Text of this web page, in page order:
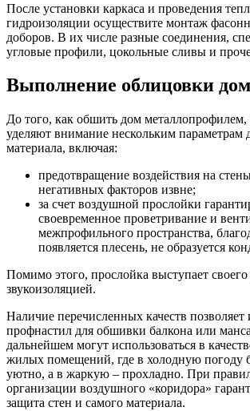
После установки каркаса и проведения
гидроизоляции осуществите монтаж
доборов. В их числе разные соединения,
угловые профили, цокольные сливы и
Выполнение облицовки
До того, как обшить дом металлопрофилем,
уделяют внимание нескольким параметрам
материала, включая:
предотвращение воздействия на
негативных факторов извне;
за счет воздушной прослойки
своевременное проветривание и
межпрофильного пространства,
появляется плесень, не образуется
Помимо этого, прослойка выступает своего
звукоизоляцией.
Наличие перечисленных качеств позволяет
профнастил для обшивки балкона или
дальнейшем могут использоваться в
жилых помещений, где в холодную погоду
уютно, а в жаркую – прохладно. При
организации воздушного «коридора»
защита стен и самого материала.